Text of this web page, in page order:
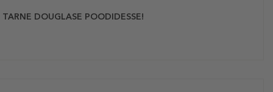
DOUGLASE POODIDESSE!